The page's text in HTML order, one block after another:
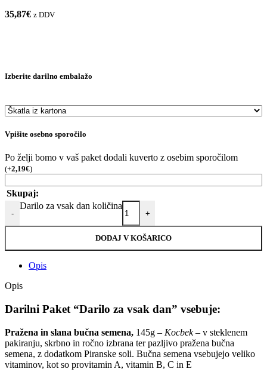
35,87€ z DDV
Izberite darilno embalažo
Vpišite osebno sporočilo
Po želji bomo v vaš paket dodali kuverto z osebim sporočilom
(+2,19€)
Skupaj:
-
Darilo za vsak dan količina
+
DODAJ V KOŠARICO
Opis
Opis
Darilni Paket “Darilo za vsak dan” vsebuje:
Pražena in slana bučna semena, 145g – Kocbek– v steklenem
pakiranju, skrbno in ročno izbrana ter pazljivo pražena bučna
semena, z dodatkom Piranske soli. Bučna semena vsebujejo veliko
vitaminov, kot so provitamin A, vitamin B, C in E